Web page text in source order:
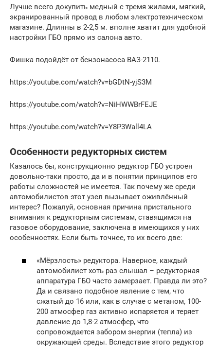
Лучше всего докупить медный с тремя жилами, мягкий,
экранированный провод в любом электротехническом
магазине. Длинны в 2-2,5 м. вполне хватит для удобной
настройки ГБО прямо из салона авто.
Фишка подойдёт от бензонасоса ВАЗ-2110.
https://youtube.com/watch?v=bGDtN-yjS3M
https://youtube.com/watch?v=NiHWWBrFEJE
https://youtube.com/watch?v=Y8P3Wall4LA
Особенности редукторных систем
Казалось бы, конструкционно редуктор ГБО устроен
довольно-таки просто, да и в понятии принципов его
работы сложностей не имеется. Так почему же среди
автомобилистов этот узел вызывает оживлённый
интерес? Пожалуй, основная причина пристального
внимания к редукторным системам, ставящимся на
газовое оборудование, заключена в имеющихся у них
особенностях. Если быть точнее, то их всего две:
«Мёрзлость» редуктора. Наверное, каждый
автомобилист хоть раз слышал – редукторная
аппаратура ГБО часто замерзает. Правда ли это?
Да и связано подобное явление с тем, что
сжатый до 16 или, как в случае с метаном, 100-
200 атмосфер газ активно испаряется и теряет
давление до 1,8-2 атмосфер, что
сопровождается забором энергии (тепла) из
окружающей среды. Вследствие этого редуктор